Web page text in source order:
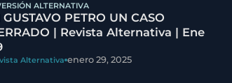
ALTERNATIVA
GUSTAVO PETRO UN CASO
| Revista Alternativa | Ene
Alternativa enero 29, 2025